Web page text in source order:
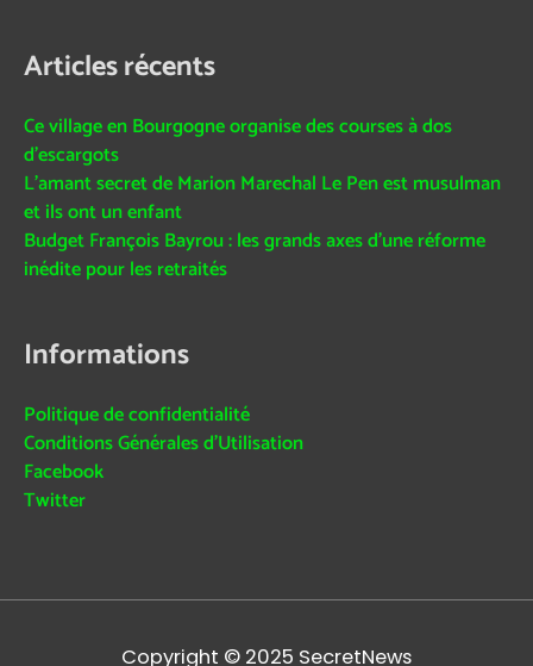
Articles récents
Ce village en Bourgogne organise des courses à dos
d’escargots
L’amant secret de Marion Marechal Le Pen est musulman
et ils ont un enfant
Budget François Bayrou : les grands axes d’une réforme
inédite pour les retraités
Informations
Politique de confidentialité
Conditions Générales d’Utilisation
Facebook
Twitter
Copyright © 2025 SecretNews